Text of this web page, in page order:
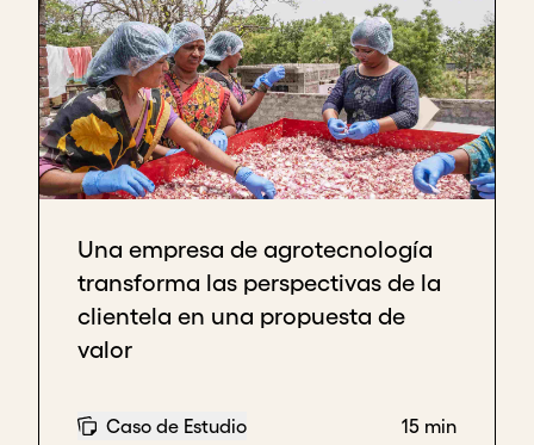
Una empresa de agrotecnología
transforma las perspectivas de la
clientela en una propuesta de
valor
Caso de Estudio 15 min